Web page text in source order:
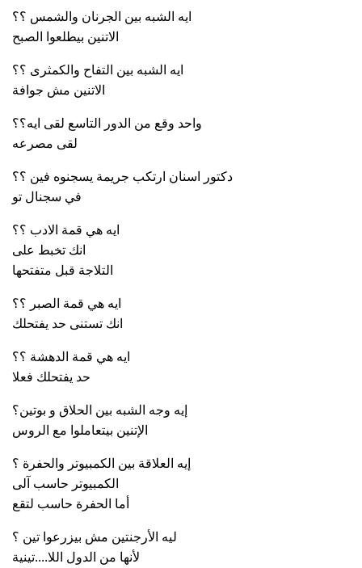
ايه الشبه بين الجرنان والشمس ؟؟
الاتنين بيطلعوا الصبح
ايه الشبه بين التفاح والكمثرى ؟؟
الاتنين مش جوافة
واحد وقع من الدور التاسع لقى ايه؟؟
لقى مصرعه
دكتور اسنان ارتكب جريمة يسجنوه فين ؟؟
في سجنال تو
ايه هي قمة الادب ؟؟
انك تخبط على
التلاجة قبل متفتحها
ايه هي قمة الصبر ؟؟
انك تستنى حد يفتحلك
ايه هي قمة الدهشة ؟؟
حد يفتحلك فعلا
إيه وجه الشبه بين الحلاق و بوتين؟
الإتنين بيتعاملوا مع الروس
إيه العلاقة بين الكمبيوتر والحفرة ؟
الكمبيوتر حاسب آلى
أما الحفرة حاسب لتقع
ليه الأرجنتين مش بيزرعوا تين ؟
لأنها من الدول اللا....تينية